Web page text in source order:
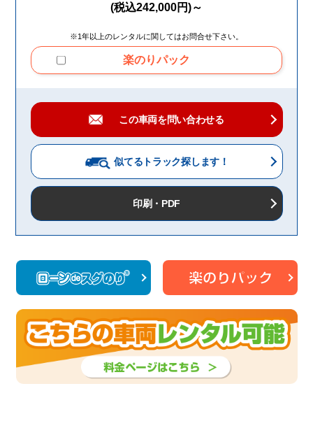
(税込242,000円)～
※1年以上のレンタルに関してはお問合せ下さい。
楽のりパック
この車両を問い合わせる
似てるトラック探します！
印刷・PDF